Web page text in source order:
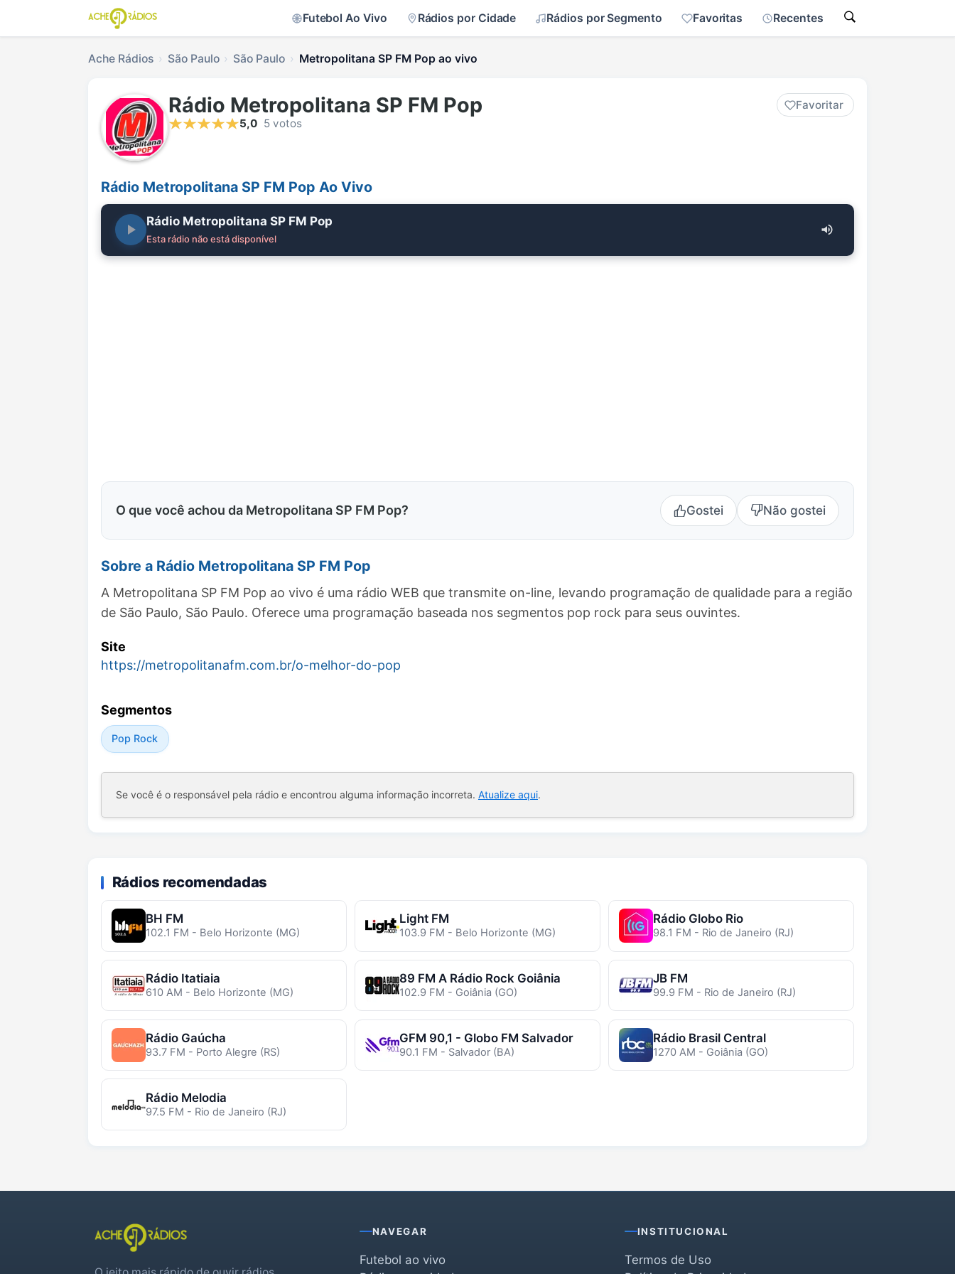
Futebol Ao Vivo Rádios por Cidade Rádios por Segmento Favoritas Recentes
Ache Rádios São Paulo São Paulo Metropolitana SP FM Pop ao vivo
Rádio Metropolitana SP FM Pop
Favoritar
5,0 5 votos
Rádio Metropolitana SP FM Pop Ao Vivo
Rádio Metropolitana SP FM Pop
Esta rádio não está disponível
O que você achou da Metropolitana SP FM Pop? Gostei Não gostei
Sobre a Rádio Metropolitana SP FM Pop
A Metropolitana SP FM Pop ao vivo é uma rádio WEB que transmite on-line, levando programação de qualidade para a região
de São Paulo, São Paulo. Oferece uma programação baseada nos segmentos pop rock para seus ouvintes.
Site
https://metropolitanafm.com.br/o-melhor-do-pop
Segmentos
Pop Rock
Se você é o responsável pela rádio e encontrou alguma informação incorreta. Atualize aqui.
Rádios recomendadas
BH FM
102.1 FM - Belo Horizonte (MG)
Light FM
103.9 FM - Belo Horizonte (MG)
Rádio Globo Rio
98.1 FM - Rio de Janeiro (RJ)
Rádio Itatiaia
610 AM - Belo Horizonte (MG)
89 FM A Rádio Rock Goiânia
102.9 FM - Goiânia (GO)
JB FM
99.9 FM - Rio de Janeiro (RJ)
Rádio Gaúcha
93.7 FM - Porto Alegre (RS)
GFM 90,1 - Globo FM Salvador
90.1 FM - Salvador (BA)
Rádio Brasil Central
1270 AM - Goiânia (GO)
Rádio Melodia
97.5 FM - Rio de Janeiro (RJ)
NAVEGAR
Futebol ao vivo
INSTITUCIONAL
Termos de Uso